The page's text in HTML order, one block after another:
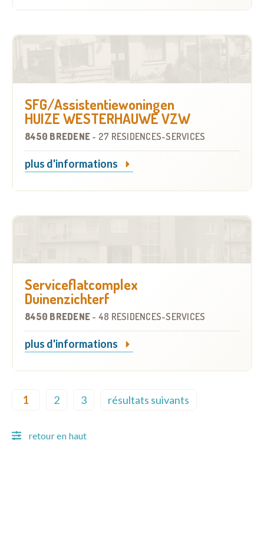
SFG/Assistentiewoningen
HUIZE WESTERHAUWE VZW
8450 BREDENE - 27 RÉSIDENCES-SERVICES
plus d'informations
Serviceflatcomplex
Duinenzichterf
8450 BREDENE - 48 RÉSIDENCES-SERVICES
plus d'informations
1 2 3 résultats suivants
retour en haut